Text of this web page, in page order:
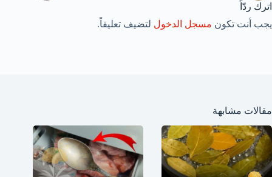
اترك ردّاً
يجب أنت تكون مسجل الدخول لتضيف تعليقاً.
مقالات مشابهة